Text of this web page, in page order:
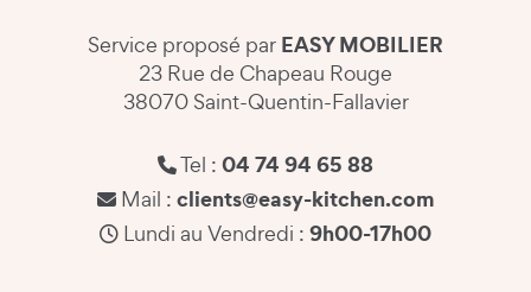
Service proposé par EASY MOBILIER
23 Rue de Chapeau Rouge
38070 Saint-Quentin-Fallavier
Tel : 04 74 94 65 88
Mail : clients@easy-kitchen.com
Lundi au Vendredi : 9h00-17h00